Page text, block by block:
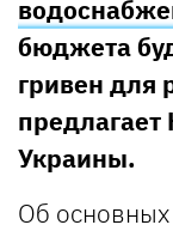
бюджета
гривен для
Украины.
Об основных